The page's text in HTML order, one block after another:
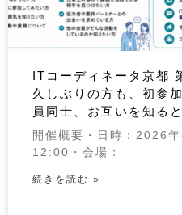
ITコーディネータ京都
久しぶりの方も、初参
員同士、お互いを知る
開催概要・日時：2026
12:00・会場：
続きを読む »